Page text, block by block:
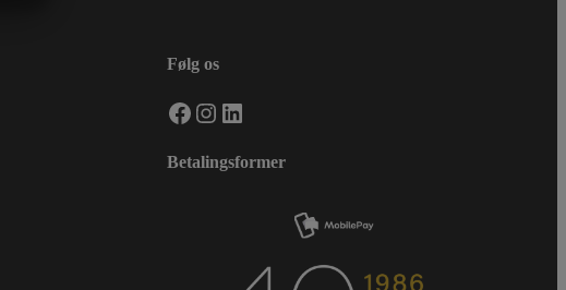
Følg os
Facebook
Instagram
LinkedIn
Betalingsformer